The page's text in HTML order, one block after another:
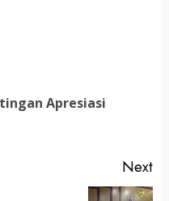
Apresiasi
Next